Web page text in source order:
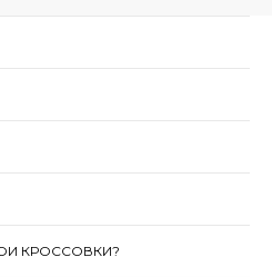
КРОССОВКИ?